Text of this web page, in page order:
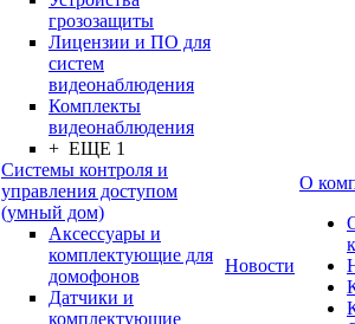
грозозащиты
Лицензии и ПО для
систем
видеонаблюдения
Комплекты
видеонаблюдения
+ ЕЩЕ 1
Системы контроля и
управления доступом
(умный дом)
Аксессуары и
комплектующие для
домофонов
Датчики и
комплектующие
Новости
О